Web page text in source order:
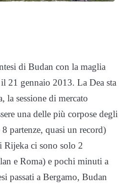
di Budan con la maglia
21 gennaio 2013. La Dea sta
la sessione di mercato
una delle più corpose degli
partenze, quasi un record)
Rijeka ci sono solo 2
e Roma) e pochi minuti a
passati a Bergamo, Budan